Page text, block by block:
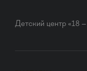
Детский центр «18 –